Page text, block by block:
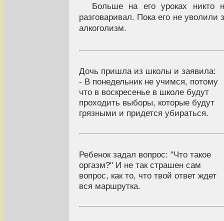
Больше на его уроках никто
разговаривал. Пока его не уволили
алкоголизм.
Дочь пришла из школы и заявила:
- В понедельник не учимся, потому
что в воскресенье в школе будут
проходить выборы, которые будут
грязными и придется убираться.
Ребенок задал вопрос: "Что такое
оргазм?" И не так страшен сам
вопрос, как то, что твой ответ ждет
вся маршрутка.